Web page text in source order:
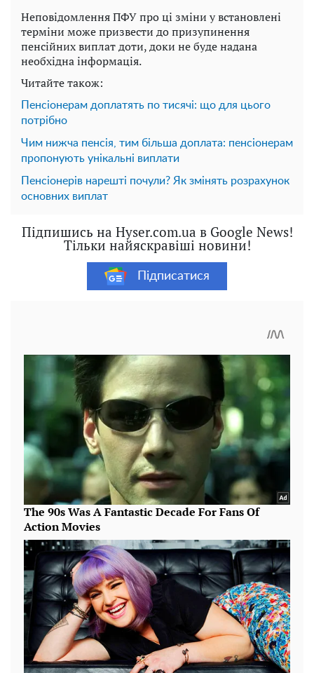
Неповідомлення ПФУ про ці зміни у встановлені
терміни може призвести до призупинення
пенсійних виплат доти, доки не буде надана
необхідна інформація.
Читайте також:
Пенсіонерам доплатять по тисячі: що для цього
потрібно
Чим нижча пенсія, тим більша доплата: пенсіонерам
пропонують унікальні виплати
Пенсіонерів нарешті почули? Як змінять розрахунок
основних виплат
Підпишись на Hyser.com.ua в Google News!
Тільки найяскравіші новини!
Підписатися